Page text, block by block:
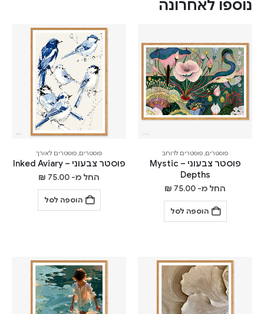
נוספו לאחרונה
פוסטרים,פוסטרים לרוחב
פוסטר צבעוני – Mystic
Depths
החל מ- ₪ 75.00
הוספה לסל
פוסטרים,פוסטרים לאורך
פוסטר צבעוני – Inked Aviary
החל מ- ₪ 75.00
הוספה לסל